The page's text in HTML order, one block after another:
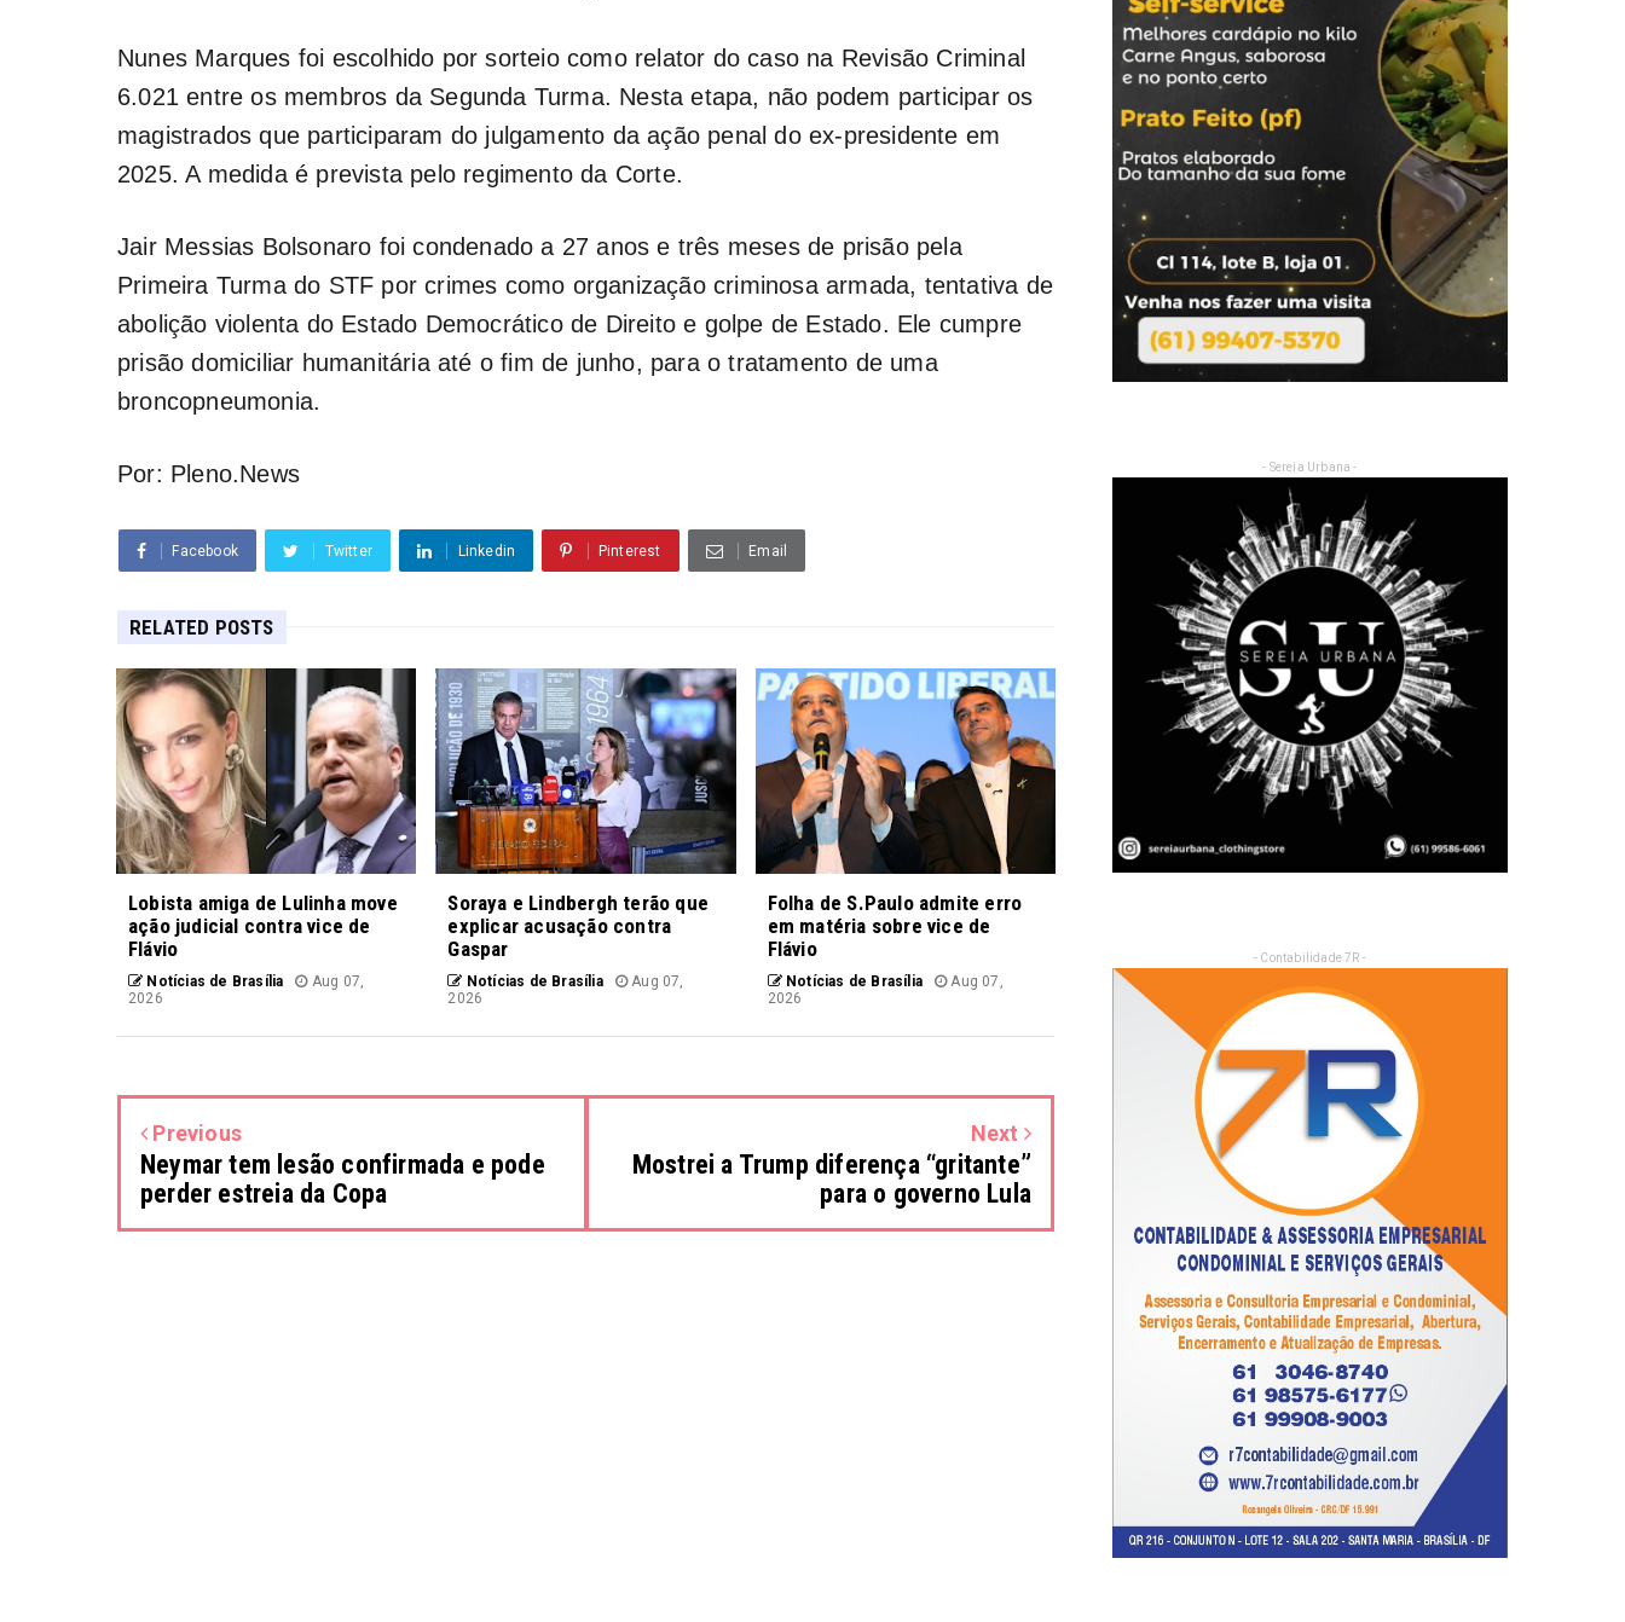
Nunes Marques foi escolhido por sorteio como relator do caso na Revisão Criminal
6.021 entre os membros da Segunda Turma. Nesta etapa, não podem participar os
magistrados que participaram do julgamento da ação penal do ex-presidente em
2025. A medida é prevista pelo regimento da Corte.
Jair Messias Bolsonaro foi condenado a 27 anos e três meses de prisão pela
Primeira Turma do STF por crimes como organização criminosa armada, tentativa de
abolição violenta do Estado Democrático de Direito e golpe de Estado. Ele cumpre
prisão domiciliar humanitária até o fim de junho, para o tratamento de uma
broncopneumonia.
Por: Pleno.News
Facebook Twitter Linkedin Pinterest Email
RELATED POSTS
Lobista amiga de Lulinha move
ação judicial contra vice de
Flávio
Notícias de Brasília
Aug 07,
2026
Soraya e Lindbergh terão que
explicar acusação contra
Gaspar
Notícias de Brasília
Aug 07,
2026
Folha de S.Paulo admite erro
em matéria sobre vice de
Flávio
Notícias de Brasília
Aug 07,
2026
Previous
Neymar tem lesão confirmada e pode
perder estreia da Copa
Next
Mostrei a Trump diferença “gritante”
para o governo Lula
- Sereia Urbana -
- Contabilidade 7R -